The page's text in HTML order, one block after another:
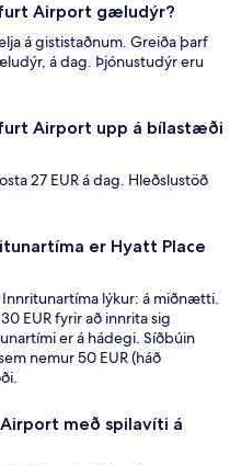
Airport gæludýr?
á gististaðnum. Greiða þarf
á dag. Þjónustudýr eru
Airport upp á bílastæði
27 EUR á dag. Hleðslustöð
er Hyatt Place
lýkur: á miðnætti.
EUR fyrir að innrita sig
er á hádegi. Síðbúin
nemur 50 EUR (háð
með spilavíti á